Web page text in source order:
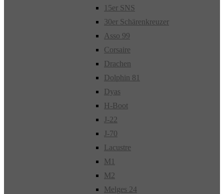
15er SNS
30er Schärenkreuzer
Asso 99
Corsaire
Drachen
Dolphin 81
Dyas
H-Boot
J-22
J-70
Lacustre
M1
M2
Melges 24